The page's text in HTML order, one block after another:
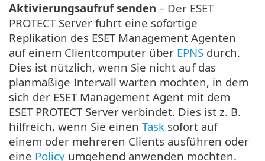
Aktivierungsaufruf senden – Der ESET
PROTECT Server führt eine sofortige
Replikation des ESET Management Agenten
auf einem Clientcomputer über EPNS durch.
Dies ist nützlich, wenn Sie nicht auf das
planmäßige Intervall warten möchten, in dem
sich der ESET Management Agent mit dem
ESET PROTECT Server verbindet. Dies ist z. B.
hilfreich, wenn Sie einen Task sofort auf
einem oder mehreren Clients ausführen oder
eine Policy umgehend anwenden möchten.